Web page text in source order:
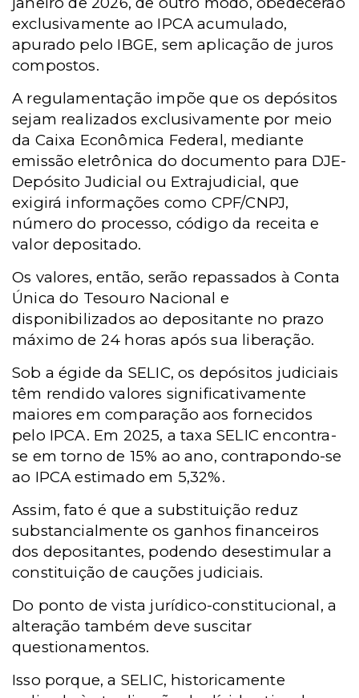
exclusivamente ao IPCA acumulado,
apurado pelo IBGE, sem aplicação de juros
compostos.
A regulamentação impõe que os depósitos
sejam realizados exclusivamente por meio
da Caixa Econômica Federal, mediante
emissão eletrônica do documento para DJE-
Depósito Judicial ou Extrajudicial, que
exigirá informações como CPF/CNPJ,
número do processo, código da receita e
valor depositado.
Os valores, então, serão repassados à Conta
Única do Tesouro Nacional e
disponibilizados ao depositante no prazo
máximo de 24 horas após sua liberação.
Sob a égide da SELIC, os depósitos judiciais
têm rendido valores significativamente
maiores em comparação aos fornecidos
pelo IPCA. Em 2025, a taxa SELIC encontra-
se em torno de 15% ao ano, contrapondo-se
ao IPCA estimado em 5,32%.
Assim, fato é que a substituição reduz
substancialmente os ganhos financeiros
dos depositantes, podendo desestimular a
constituição de cauções judiciais.
Do ponto de vista jurídico-constitucional, a
alteração também deve suscitar
questionamentos.
Isso porque, a SELIC, historicamente